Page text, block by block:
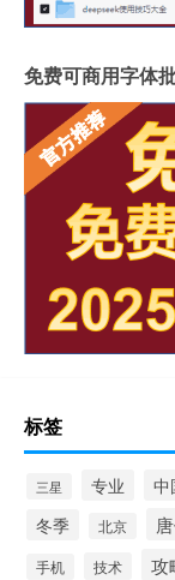
免费可商用字体
标签
三星 专业 中
冬季 北京
手机 技术 攻